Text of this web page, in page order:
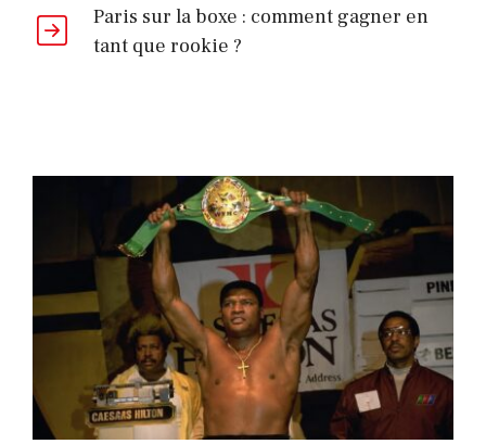
Paris sur la boxe : comment gagner en
tant que rookie ?